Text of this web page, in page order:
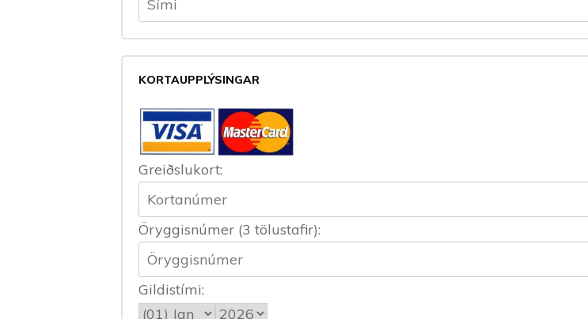
KORTAUPPLÝSINGAR
Greiðslukort:
Öryggisnúmer (3 tölustafir):
Gildistími: